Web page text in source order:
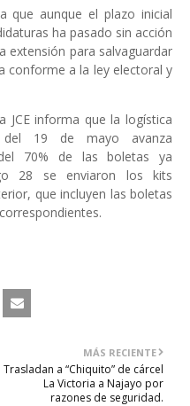
que aunque el plazo inicial
ha pasado sin acción
extensión para salvaguardar
conforme a la ley electoral y
JCE informa que la logística
19 de mayo avanza
70% de las boletas ya
28 se enviaron los kits
que incluyen las boletas
MÁS RECIENTE
Trasladan a “Chiquito” de cárcel
La Victoria a Najayo por
razones de seguridad.